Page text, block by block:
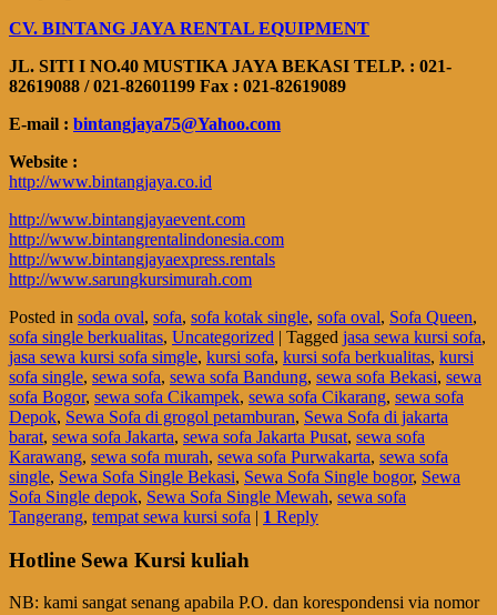
CV. BINTANG JAYA RENTAL EQUIPMENT
JL. SITI I NO.40 MUSTIKA JAYA BEKASI TELP. : 021-
82619088 / 021-82601199 Fax : 021-82619089
E-mail : bintangjaya75@Yahoo.com
Website :
http://www.bintangjaya.co.id
http://www.bintangjayaevent.com
http://www.bintangrentalindonesia.com
http://www.bintangjayaexpress.rentals
http://www.sarungkursimurah.com
Posted in soda oval, sofa, sofa kotak single, sofa oval, Sofa Queen,
sofa single berkualitas, Uncategorized | Tagged jasa sewa kursi sofa,
jasa sewa kursi sofa simgle, kursi sofa, kursi sofa berkualitas, kursi
sofa single, sewa sofa, sewa sofa Bandung, sewa sofa Bekasi, sewa
sofa Bogor, sewa sofa Cikampek, sewa sofa Cikarang, sewa sofa
Depok, Sewa Sofa di grogol petamburan, Sewa Sofa di jakarta
barat, sewa sofa Jakarta, sewa sofa Jakarta Pusat, sewa sofa
Karawang, sewa sofa murah, sewa sofa Purwakarta, sewa sofa
single, Sewa Sofa Single Bekasi, Sewa Sofa Single bogor, Sewa
Sofa Single depok, Sewa Sofa Single Mewah, sewa sofa
Tangerang, tempat sewa kursi sofa | 1 Reply
Hotline Sewa Kursi kuliah
NB: kami sangat senang apabila P.O. dan korespondensi via nomor